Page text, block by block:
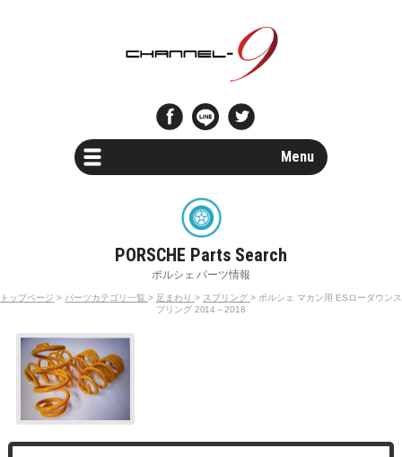
Menu
トップページ > パーツカテゴリ一覧> 足まわり> スプリング > ポルシェ マカン用 ESローダウンス
プリング 2014～2018